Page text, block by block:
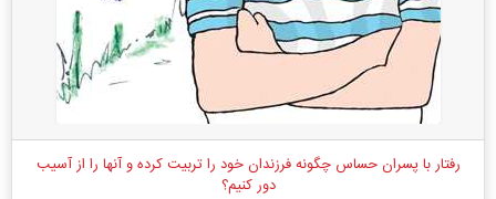
رفتار با پسران حساس چگونه فرزندان خود را تربیت کرده و آنها را از آسیب
دور کنیم؟